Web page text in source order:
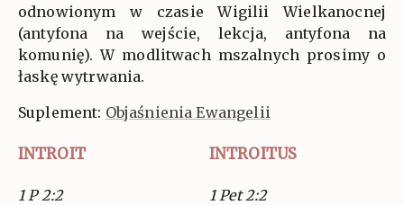
odnowionym w czasie Wigilii Wielkanocnej
(antyfona na wejście, lekcja, antyfona na
komunię). W modlitwach mszalnych prosimy o
łaskę wytrwania.
Suplement: Objaśnienia Ewangelii
INTROIT INTROITUS
1 P 2:2
1 Pet 2:2